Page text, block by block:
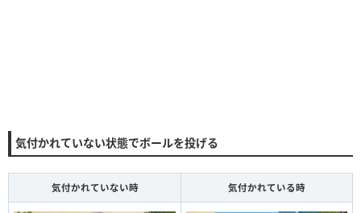
気付かれていない状態でボールを投げる
気付かれていない時 気付かれている時